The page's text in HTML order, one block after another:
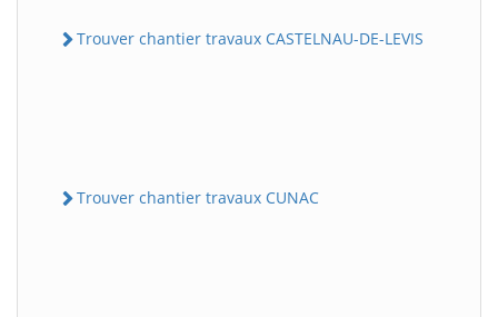
Trouver chantier travaux CASTELNAU-DE-LEVIS
Trouver chantier travaux CUNAC